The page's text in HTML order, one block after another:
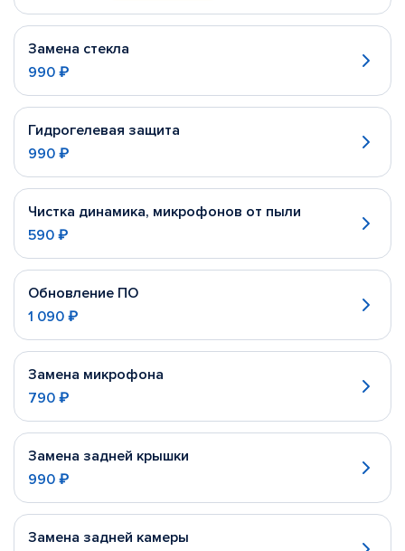
Замена стекла
990 ₽
Гидрогелевая защита
990 ₽
Чистка динамика, микрофонов от пыли
590 ₽
Обновление ПО
1 090 ₽
Замена микрофона
790 ₽
Замена задней крышки
990 ₽
Замена задней камеры